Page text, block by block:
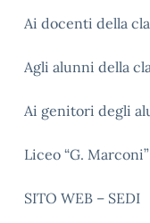
Ai docenti della
Agli alunni della
Ai genitori degli
Liceo “G. Marconi”
SITO WEB – SEDI